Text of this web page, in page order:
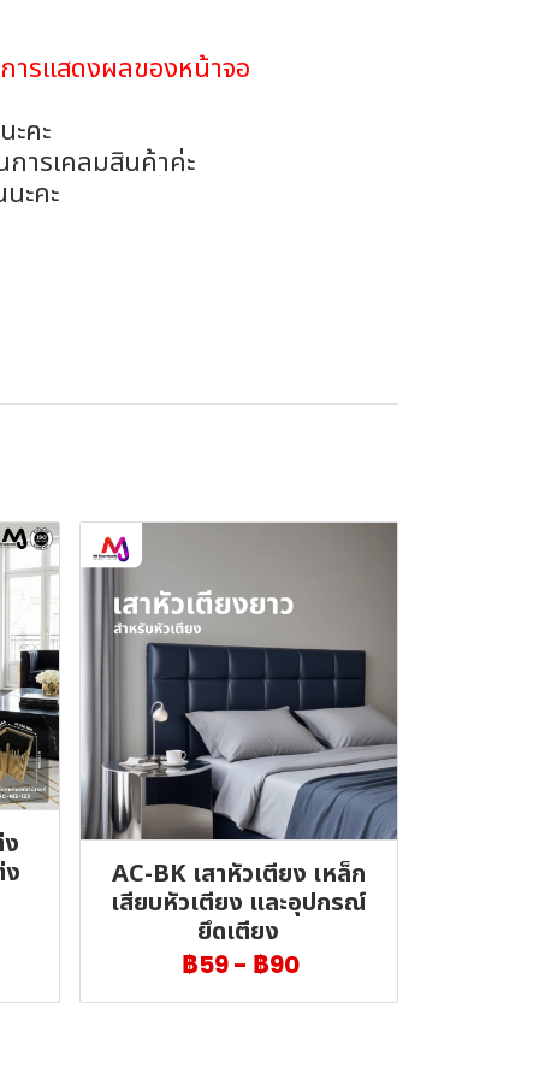
ารแสดงผลของหน้าจอ
คะ
ารเคลมสินค้าค่ะ
ะคะ
AC-BK เสาหัวเตียง เหล็ก
เสียบหัวเตียง และอุปกรณ์
ยึดเตียง
฿59- ฿90